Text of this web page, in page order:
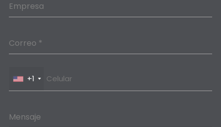
Empresa
Correo *
+1
Mensaje